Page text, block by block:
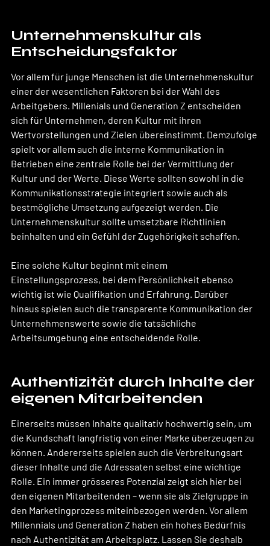
Unternehmenskultur als
Entscheidungsfaktor
Vor allem für junge Menschen ist die Unternehmenskultur
einer der wesentlichen Faktoren bei der Wahl des
Arbeitgebers. Millenials und Generation Z entscheiden
sich für Unternehmen, deren Kultur mit ihren
Wertvorstellungen und Zielen übereinstimmt. Demzufolge
spielt vor allem auch die interne Kommunikation in
Betrieben eine zentrale Rolle bei der Vermittlung der
Kultur und der Werte. Diese Werte sollten sowohl in die
Kommunikationsstrategie integriert sowie auch als
bestmögliche Umsetzung aufgezeigt werden. Die
Unternehmenskultur sollte umsetzbare Richtlinien
beinhalten und ein Gefühl der Zugehörigkeit schaffen.
Eine solche Kultur beginnt mit einem
Einstellungsprozess, bei dem Persönlichkeit ebenso
wichtig ist wie Qualifikation und Erfahrung. Darüber
hinaus spielen auch die transparente Kommunikation der
Unternehmenswerte sowie die tatsächliche
Arbeitsumgebung eine entscheidende Rolle.
Authentizität durch Inhalte der
eigenen Mitarbeitenden
Einerseits müssen Inhalte qualitativ hochwertig sein, um
die Kundschaft langfristig von einer Marke überzeugen zu
können. Andererseits spielen auch die Verbreitungsart
dieser Inhalte und die Adressaten selbst eine wichtige
Rolle. Ein immer grösseres Potenzial zeigt sich hier bei
den eigenen Mitarbeitenden – wenn sie als Zielgruppe in
den Marketingprozess miteinbezogen werden. Vor allem
Millennials und Generation Z haben ein hohes Bedürfnis
nach Authentizität am Arbeitsplatz. Lassen Sie deshalb